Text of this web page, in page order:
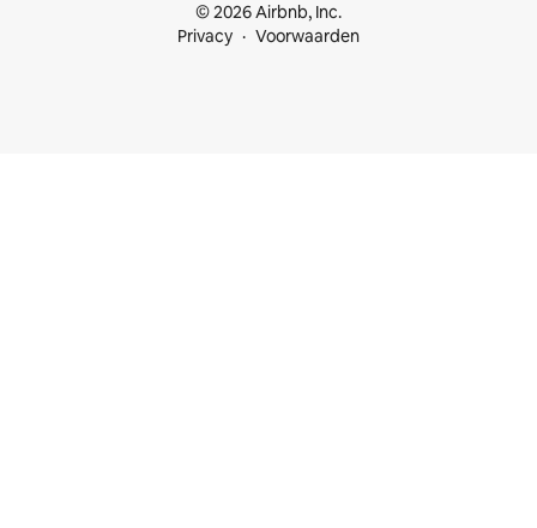
© 2026 Airbnb, Inc.
Privacy
Voorwaarden